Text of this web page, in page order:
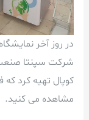
در روز آخر
شرکت سپنتا صنعت
کوپال تهیه کرد که
مشاهده می کنید.